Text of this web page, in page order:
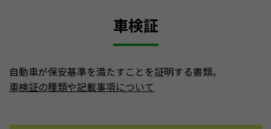
車検証
自動車が保安基準を満たすことを証明する書類。
車検証の種類や記載事項について